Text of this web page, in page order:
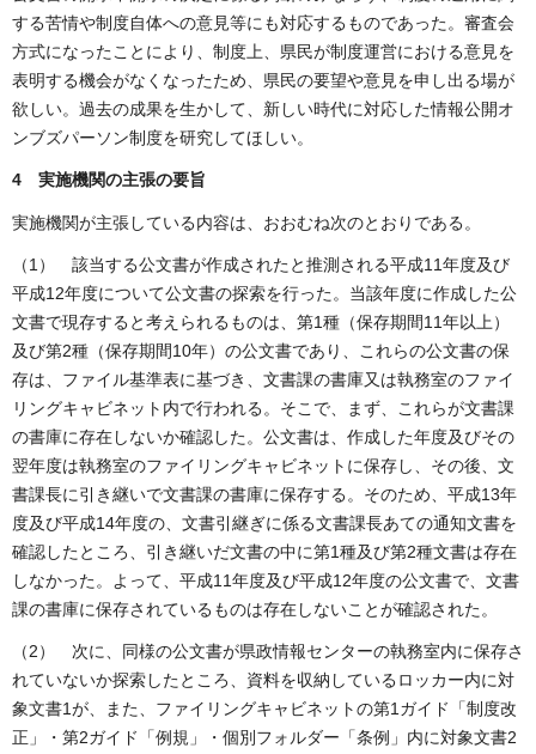
する苦情や制度自体への意見等にも対応するものであった。審査会
方式になったことにより、制度上、県民が制度運営における意見を
表明する機会がなくなったため、県民の要望や意見を申し出る場が
欲しい。過去の成果を生かして、新しい時代に対応した情報公開オ
ンブズパーソン制度を研究してほしい。
4 実施機関の主張の要旨
実施機関が主張している内容は、おおむね次のとおりである。
（1） 該当する公文書が作成されたと推測される平成11年度及び
平成12年度について公文書の探索を行った。当該年度に作成した公
文書で現存すると考えられるものは、第1種（保存期間11年以上）
及び第2種（保存期間10年）の公文書であり、これらの公文書の保
存は、ファイル基準表に基づき、文書課の書庫又は執務室のファイ
リングキャビネット内で行われる。そこで、まず、これらが文書課
の書庫に存在しないか確認した。公文書は、作成した年度及びその
翌年度は執務室のファイリングキャビネットに保存し、その後、文
書課長に引き継いで文書課の書庫に保存する。そのため、平成13年
度及び平成14年度の、文書引継ぎに係る文書課長あての通知文書を
確認したところ、引き継いだ文書の中に第1種及び第2種文書は存在
しなかった。よって、平成11年度及び平成12年度の公文書で、文書
課の書庫に保存されているものは存在しないことが確認された。
（2） 次に、同様の公文書が県政情報センターの執務室内に保存さ
れていないか探索したところ、資料を収納しているロッカー内に対
象文書1が、また、ファイリングキャビネットの第1ガイド「制度改
正」・第2ガイド「例規」・個別フォルダー「条例」内に対象文書2